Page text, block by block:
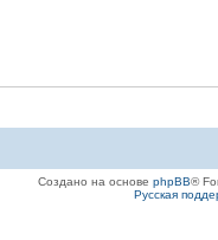
Создано на основе phpBB®
Русская